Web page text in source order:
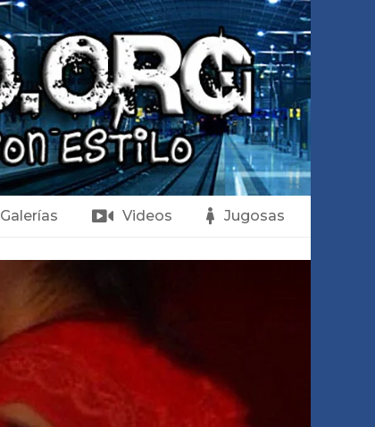
Galerías Videos Jugosas